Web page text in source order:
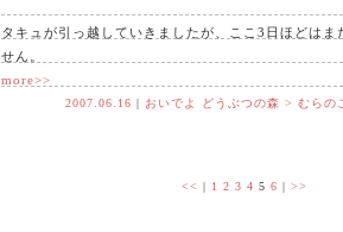
タキュが引っ越していきましたが、ここ3日ほどはま
せん。
more>>
2007.06.16 | おいでよ どうぶつの森 > むらの
<< | 1 2 3 4 5 6 | >>